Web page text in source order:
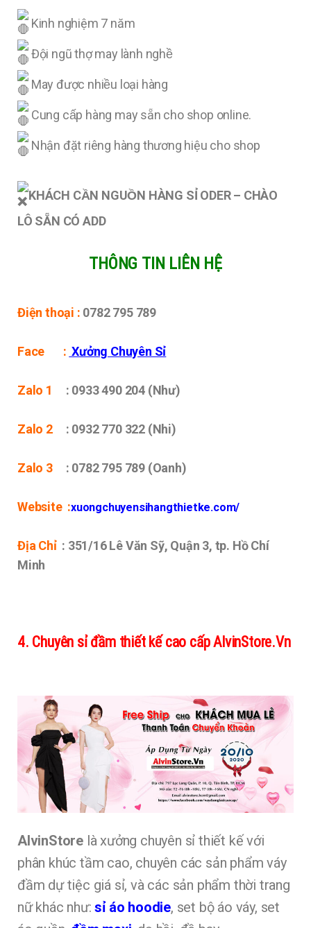
Kinh nghiệm 7 năm
Đội ngũ thợ may lành nghề
May được nhiều loại hàng
Cung cấp hàng may sẵn cho shop online.
Nhận đặt riêng hàng thương hiệu cho shop
KHÁCH CẦN NGUỒN HÀNG SỈ ODER – CHÀO
LÔ SẴN CÓ ADD
THÔNG TIN LIÊN HỆ
Điện thoại : 0782 795 789
Face : Xưởng Chuyên Sỉ
Zalo 1 : 0933 490 204 (Như)
Zalo 2 : 0932 770 322 (Nhi)
Zalo 3 : 0782 795 789 (Oanh)
Website :xuongchuyensihangthietke.com/
Địa Chỉ : 351/16 Lê Văn Sỹ, Quận 3, tp. Hồ Chí
Minh
4. Chuyên sỉ đầm thiết kế cao cấp AlvinStore.Vn
AlvinStore là xưởng chuyên sỉ thiết kế với
phân khúc tầm cao, chuyên các sản phẩm váy
đầm dự tiệc giá sỉ, và các sản phẩm thời trang
nữ khác như:sỉ áo hoodie, set bộ áo váy, set